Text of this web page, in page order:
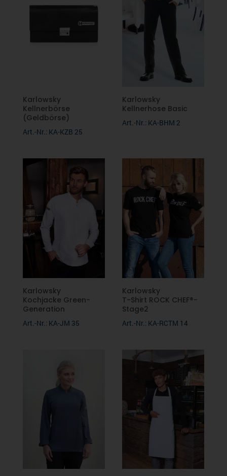
Karlowsky
Kellnerbörse
(Geldbörse)
Art.-Nr.: KA-KZB 25
Karlowsky
Kellnerhose Basic
Art.-Nr.: KA-BHM 2
Karlowsky
Kochjacke Green-
Generation
Art.-Nr.: KA-JM 35
Karlowsky
T-Shirt ROCK CHEF®-
Stage2
Art.-Nr.: KA-RCTM 14